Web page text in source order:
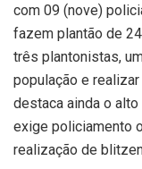
com 09 (nove)
fazem plantão de
três plantonistas,
população e
destaca ainda o
exige policiamento
realização de